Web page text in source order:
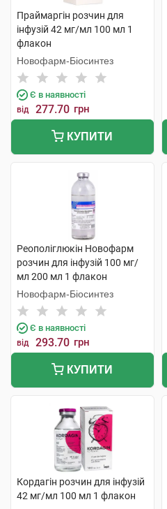
Праймаргін розчин для
інфузій 42 мг/мл 100 мл 1
флакон
Новофарм-Біосинтез
Є в наявності
від 277.70 грн
КУПИТИ
Реополіглюкін Новофарм
розчин для інфузій 100 мг/
мл 200 мл 1 флакон
Новофарм-Біосинтез
Є в наявності
від 293.70 грн
КУПИТИ
Кордагін розчин для інфузій
42 мг/мл 100 мл 1 флакон